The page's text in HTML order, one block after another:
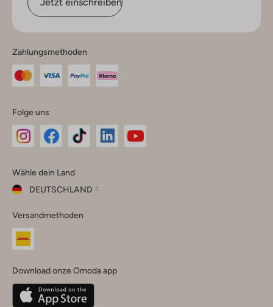
Zahlungsmethoden
Folge uns
Instagram
Facebook
TikTok
Wähle dein Land
DEUTSCHLAND
dein
Land
Belgique(Français)
Deutschland
Versandmethoden
Download onze Omoda app